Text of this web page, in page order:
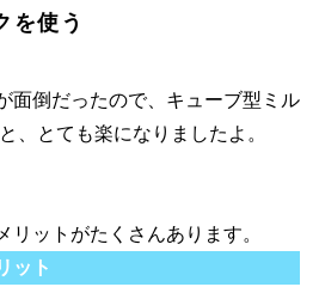
を使う
面倒だったので、キューブ型ミル
、とても楽になりましたよ。
リットがたくさんあります。
ット